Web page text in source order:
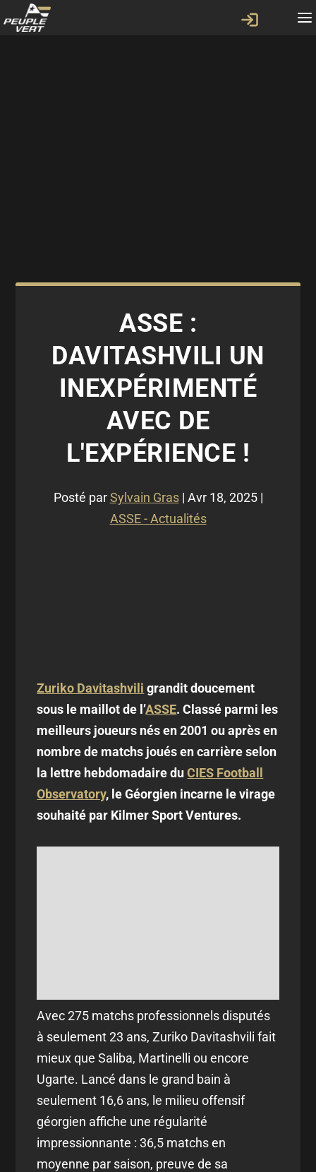
ASSE :
DAVITASHVILI UN
INEXPÉRIMENTÉ
AVEC DE
L'EXPÉRIENCE !
Posté parSylvain Gras| Avr 18, 2025|
ASSE - Actualités
Zuriko Davitashvili grandit doucement
sous le maillot de l’ASSE. Classé parmi les
meilleurs joueurs nés en 2001 ou après en
nombre de matchs joués en carrière selon
la lettre hebdomadaire duCIES Football
Observatory, le Géorgien incarne le virage
souhaité par Kilmer Sport Ventures.
Avec 275 matchs professionnels disputés
à seulement 23 ans, Zuriko Davitashvili fait
mieux que Saliba, Martinelli ou encore
Ugarte. Lancé dans le grand bain à
seulement 16,6 ans, le milieu offensif
géorgien affiche une régularité
impressionnante : 36,5 matchs en
moyenne par saison, preuve de sa